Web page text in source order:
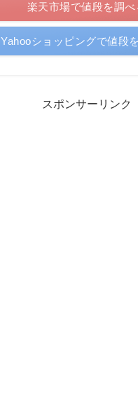
楽天市場で値段を調べ
Yahooショッピングで値段
スポンサーリンク